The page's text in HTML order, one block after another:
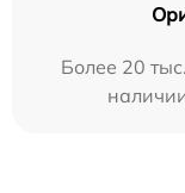
Более 20